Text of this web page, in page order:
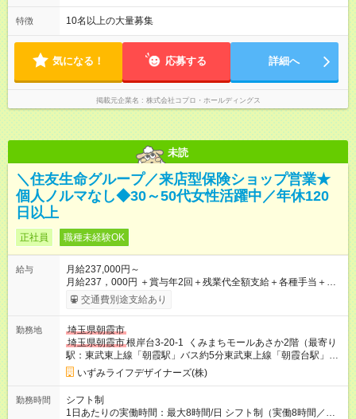
る日が多い働き方です。 毎日の業務は進捗管理や事務が中心な
ので、 「今日やるべき仕事」が終われば、自然と区切りをつけ
方を大切にしています。
特徴 10名以上の大量募集
気になる！ 応募する 詳細へ
掲載元企業名 株式会社コプロ・ホールディングス
未読
＼住友生命グループ／来店型保険ショップ営業★
個人ノルマなし◆30～50代女性活躍中／年休120
日以上
正社員 職種未経験OK
給与
月給237,000円～
月給237，000円 ＋賞与年2回＋残業代全額支給＋各種手当＋ホ
スピタリティ実践支給金（店舗実績による／年4回） （試用期間
中の給与） 1～3ヶ月目：月給223，000円 4～6ヶ月目：月給
期間あり 試用期間の長さ：6ヶ月 ※ 雇用形態と給与に、本採用
時と異なる部分があります。 雇用形態：本採用時と同じです。
給与：月給 223,000円 ～ 228,000円
交通費別途支給あり
勤務地
埼玉県朝霞市
埼玉県朝霞市根岸台3-20-1 くみまちモールあさか2階（最寄り
駅：東武東上線「朝霞駅」バス約5分東武東上線「朝霞台駅」バ
ス約7分JR武蔵野線「北朝霞駅」バス約7分 「宮台」停留所下
いずみライフデザイナーズ(株)
勤務時間
シフト制
1日あたりの実働時間：最大8時間/日 シフト制（実働8時間／休